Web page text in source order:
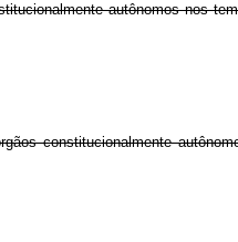
autônomos nos
constitucionalmente